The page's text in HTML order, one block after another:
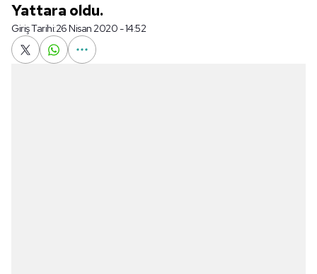
Yattara oldu.
Giriş Tarihi:26 Nisan 2020 - 14:52